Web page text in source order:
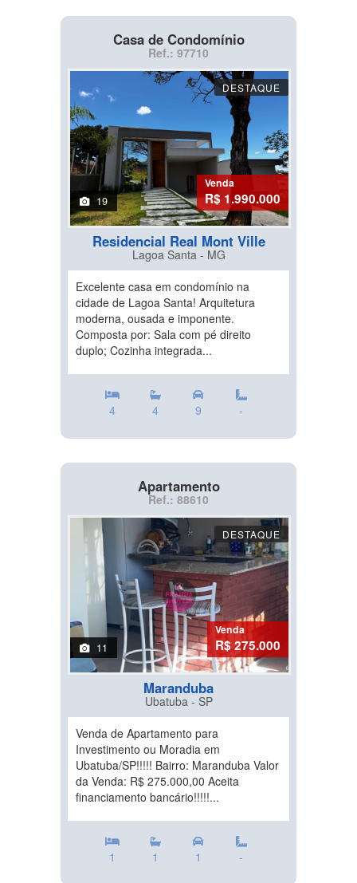
Casa de Condomínio
Ref.: 97710
DESTAQUE
19
Venda
R$ 1.990.000
Residencial Real Mont Ville
Lagoa Santa - MG
Excelente casa em condomínio na
cidade de Lagoa Santa! Arquitetura
moderna, ousada e imponente.
Composta por: Sala com pé direito
duplo; Cozinha integrada...
4 4 9 -
Apartamento
Ref.: 88610
DESTAQUE
11
Venda
R$ 275.000
Maranduba
Ubatuba - SP
Venda de Apartamento para
Investimento ou Moradia em
Ubatuba/SP!!!!! Bairro: Maranduba Valor
da Venda: R$ 275.000,00 Aceita
financiamento bancário!!!!!...
1 1 1 -